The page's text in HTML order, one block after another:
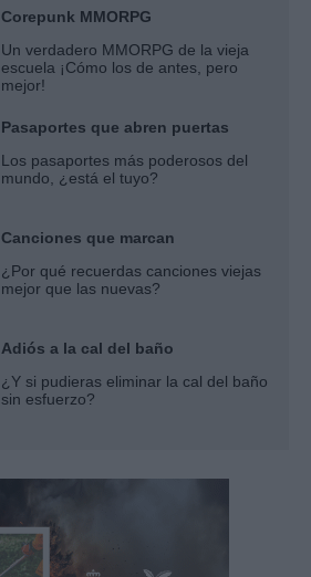
Corepunk MMORPG
Un verdadero MMORPG de la vieja
escuela ¡Cómo los de antes, pero
mejor!
Pasaportes que abren puertas
Los pasaportes más poderosos del
mundo, ¿está el tuyo?
Canciones que marcan
¿Por qué recuerdas canciones viejas
mejor que las nuevas?
Adiós a la cal del baño
¿Y si pudieras eliminar la cal del baño
sin esfuerzo?